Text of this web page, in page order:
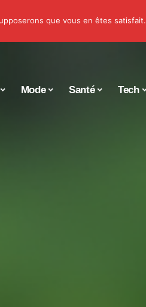
Mode Santé Tech
que vous en êtes satisfait.